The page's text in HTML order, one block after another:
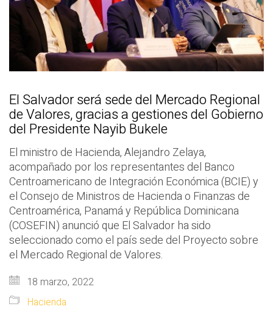
El Salvador será sede del Mercado Regional
de Valores, gracias a gestiones del Gobierno
del Presidente Nayib Bukele
El ministro de Hacienda, Alejandro Zelaya,
acompañado por los representantes del Banco
Centroamericano de Integración Económica (BCIE) y
el Consejo de Ministros de Hacienda o Finanzas de
Centroamérica, Panamá y República Dominicana
(COSEFIN) anunció que El Salvador ha sido
seleccionado como el país sede del Proyecto sobre
el Mercado Regional de Valores.
18 marzo, 2022
Hacienda